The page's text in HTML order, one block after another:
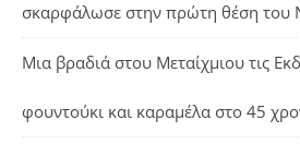
σκαρφάλωσε στην πρώτη θέση του
Μια βραδιά στου Μεταίχμιου τις
φουντούκι και καραμέλα στο 45